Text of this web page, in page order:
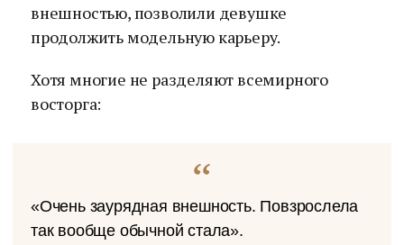
внешностью, позволили девушке
продолжить модельную карьеру.
Хотя многие не разделяют всемирного
восторга:
«Очень заурядная внешность. Повзрослела
так вообще обычной стала».